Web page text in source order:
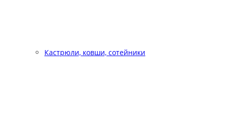
Кастрюли, ковши, сотейники